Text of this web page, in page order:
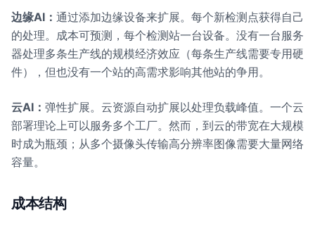
边缘AI： 通过添加边缘设备来扩展。每个新检测点获得自己
的处理。成本可预测，每个检测站一台设备。没有一台服务
器处理多条生产线的规模经济效应（每条生产线需要专用硬
件），但也没有一个站的高需求影响其他站的争用。
云AI： 弹性扩展。云资源自动扩展以处理负载峰值。一个云
部署理论上可以服务多个工厂。然而，到云的带宽在大规模
时成为瓶颈；从多个摄像头传输高分辨率图像需要大量网络
容量。
成本结构